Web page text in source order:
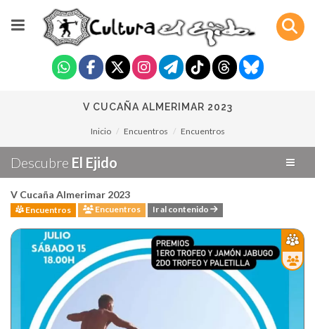
V CUCAÑA ALMERIMAR 2023
Inicio Encuentros Encuentros
Descubre El Ejido
V Cucaña Almerimar 2023
Encuentros Encuentros Ir al contenido